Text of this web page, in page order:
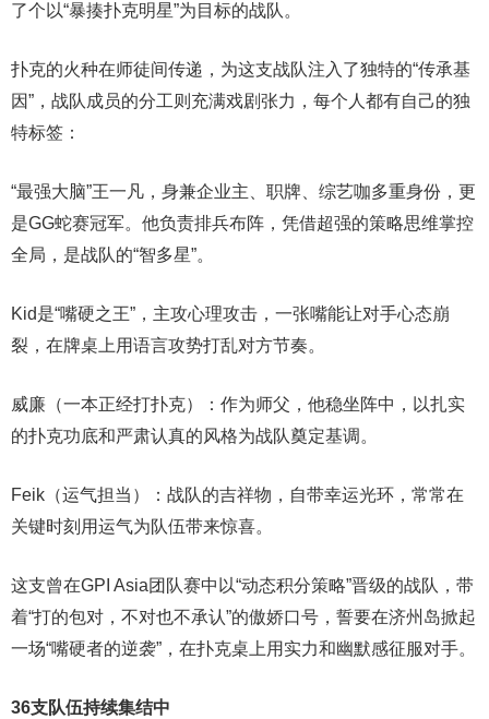
了个以“暴揍扑克明星”为目标的战队。
扑克的火种在师徒间传递，为这支战队注入了独特的“传承基
因”，战队成员的分工则充满戏剧张力，每个人都有自己的独
特标签：
“最强大脑”王一凡，身兼企业主、职牌、综艺咖多重身份，更
是GG蛇赛冠军。他负责排兵布阵，凭借超强的策略思维掌控
全局，是战队的“智多星”。
Kid是“嘴硬之王”，主攻心理攻击，一张嘴能让对手心态崩
裂，在牌桌上用语言攻势打乱对方节奏。
威廉（一本正经打扑克）：作为师父，他稳坐阵中，以扎实
的扑克功底和严肃认真的风格为战队奠定基调。
Feik（运气担当）：战队的吉祥物，自带幸运光环，常常在
关键时刻用运气为队伍带来惊喜。
这支曾在GPI Asia团队赛中以“动态积分策略”晋级的战队，带
着“打的包对，不对也不承认”的傲娇口号，誓要在济州岛掀起
一场“嘴硬者的逆袭”，在扑克桌上用实力和幽默感征服对手。
36支队伍持续集结中